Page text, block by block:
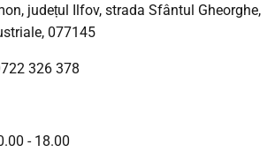
județul Ilfov, strada Sfântul Gheorghe,
077145
326 378
- 18.00